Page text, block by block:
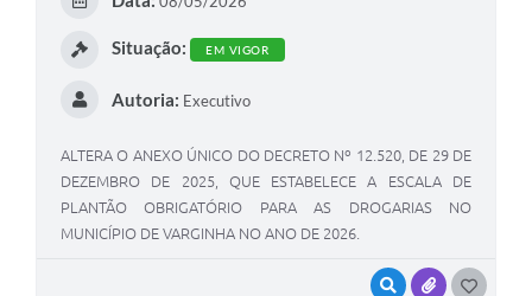
VISUALIZAR
ANEXOS
Situação: EM VIGOR
Autoria: Executivo
ALTERA O ANEXO ÚNICO DO DECRETO Nº 12.520, DE 29 DE
DEZEMBRO DE 2025, QUE ESTABELECE A ESCALA DE
PLANTÃO OBRIGATÓRIO PARA AS DROGARIAS NO
MUNICÍPIO DE VARGINHA NO ANO DE 2026.